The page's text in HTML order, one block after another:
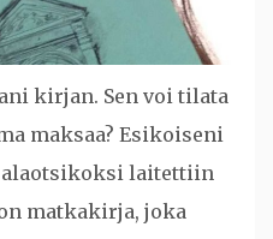
kirjan. Sen voi tilata
maksaa? Esikoiseni
alaotsikoksi laitettiin
matkakirja, joka